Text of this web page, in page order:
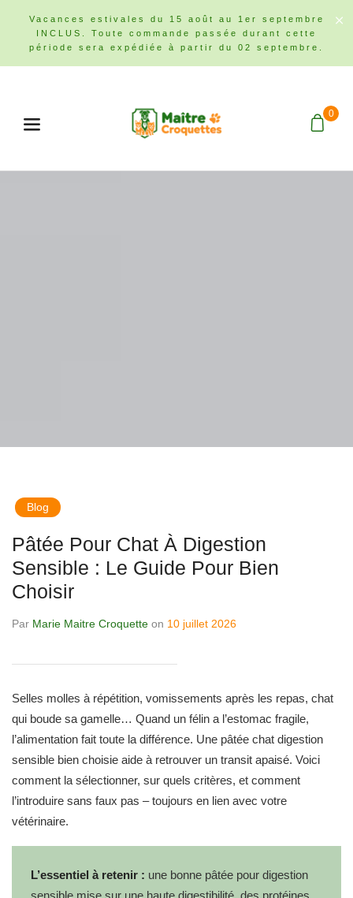
Vacances estivales du 15 août au 1er septembre
INCLUS. Toute commande passée durant cette
période sera expédiée à partir du 02 septembre.
0
Blog
Pâtée Pour Chat À Digestion
Sensible : Le Guide Pour Bien
Choisir
Par Marie Maitre Croquette on 10 juillet 2026
Selles molles à répétition, vomissements après les repas, chat
qui boude sa gamelle… Quand un félin a l’estomac fragile,
l’alimentation fait toute la différence. Une pâtée chat digestion
sensible bien choisie aide à retrouver un transit apaisé. Voici
comment la sélectionner, sur quels critères, et comment
l’introduire sans faux pas – toujours en lien avec votre
vétérinaire.
L’essentiel à retenir : une bonne pâtée pour digestion